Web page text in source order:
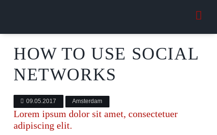
HOW TO USE SOCIAL
NETWORKS
09.05.2017 Amsterdam
Lorem ipsum dolor sit amet, consectetuer
adipiscing elit.